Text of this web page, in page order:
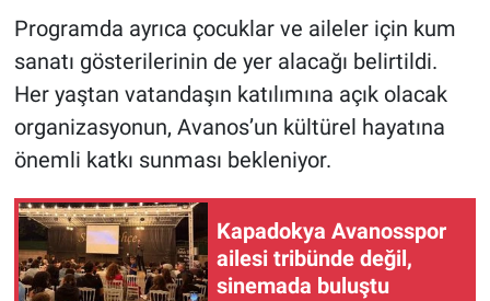
Programda ayrıca çocuklar ve aileler için kum
sanatı gösterilerinin de yer alacağı belirtildi.
Her yaştan vatandaşın katılımına açık olacak
organizasyonun, Avanos’un kültürel hayatına
önemli katkı sunması bekleniyor.
Kapadokya Avanosspor
ailesi tribünde değil,
sinemada buluştu